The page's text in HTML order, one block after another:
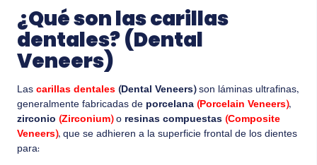
¿Qué son las carillas
dentales? (Dental
Veneers)
Lascarillas dentales (Dental Veneers)son láminas ultrafinas,
generalmente fabricadas de porcelana(Porcelain Veneers),
zirconio (Zirconium)o resinas compuestas(Composite
Veneers), que se adhieren a la superficie frontal de los dientes
para: